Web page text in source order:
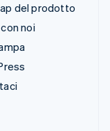
del prodotto
noi